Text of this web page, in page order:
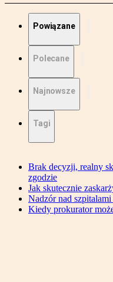
Powiązane
Polecane
Najnowsze
Tagi
Brak decyzji, realny
zgodzie
Jak skutecznie
Nadzór nad
Kiedy prokurator